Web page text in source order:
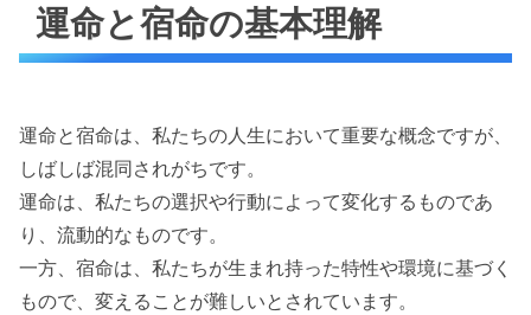
運命と宿命の基本理解
運命と宿命は、私たちの人生において重要な概念ですが、
しばしば混同されがちです。
運命は、私たちの選択や行動によって変化するものであ
り、流動的なものです。
一方、宿命は、私たちが生まれ持った特性や環境に基づく
もので、変えることが難しいとされています。